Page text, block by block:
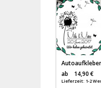
ab
14,90 €
Lieferzeit: 1-2